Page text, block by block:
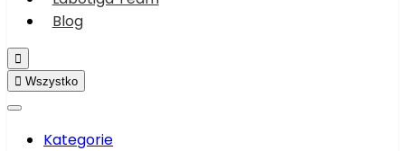
Blog

 Wszystko
Kategorie